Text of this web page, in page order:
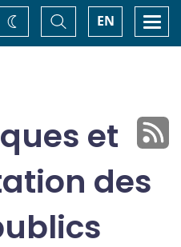
EN
Basculer
la
recherche
Changez
de
et
des